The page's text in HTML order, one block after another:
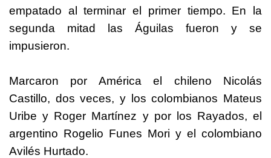
empatado al terminar el primer tiempo. En la
segunda mitad las Águilas fueron y se
impusieron.
Marcaron por América el chileno Nicolás
Castillo, dos veces, y los colombianos Mateus
Uribe y Roger Martínez y por los Rayados, el
argentino Rogelio Funes Mori y el colombiano
Avilés Hurtado.